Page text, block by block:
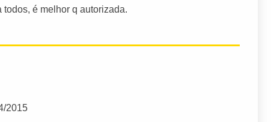
é melhor q autorizada.
2015